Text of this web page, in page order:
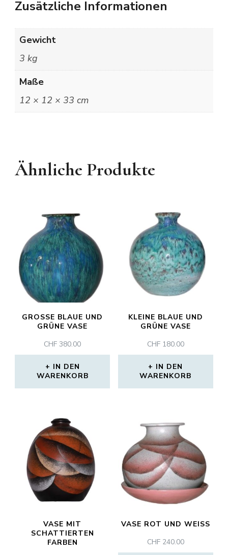
Zusätzliche Informationen
Gewicht
3 kg
Maße
12 × 12 × 33 cm
Ähnliche Produkte
GROSSE BLAUE UND G
RÜNE VASE
CHF 380.00
IN DEN
WARENKORB
KLEINE BLAUE UND
GRÜNE VASE
CHF180.00
IN DEN
WARENKORB
VASE MIT
SCHATTIERTEN
FARBEN
VASE ROT UND WEISS
CHF240.00